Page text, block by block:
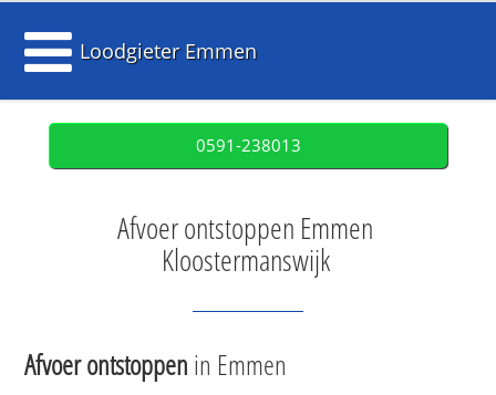
Loodgieter Emmen
0591-238013
Afvoer ontstoppen Emmen
Kloostermanswijk
Afvoer ontstoppen in Emmen